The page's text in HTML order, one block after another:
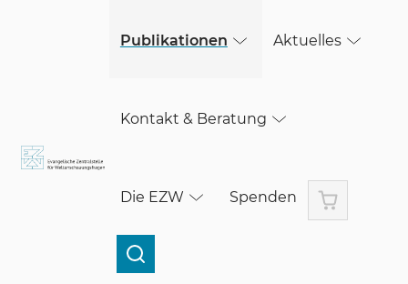
Publikationen Aktuelles
Kontakt & Beratung
Die EZW Spenden Warenkorb